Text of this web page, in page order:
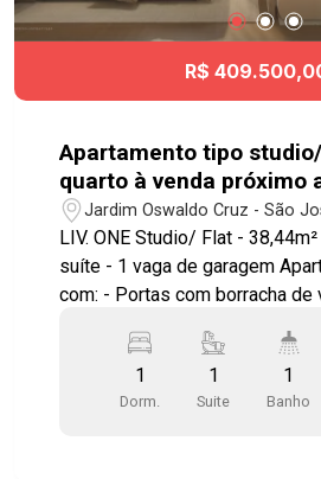
R$
Apartamento tipo
quarto à venda próximo
em São José dos
Jardim Oswaldo Cruz - São
LIV. ONE Studio/ Flat -
suíte - 1 vaga de garagem Apartamento entregue
com: - Portas com borracha de
- Área de serviço integrada a
elétrico para churrasqueira grill
persiana integrada
1
Dorm.
1
Suite
1
Banho